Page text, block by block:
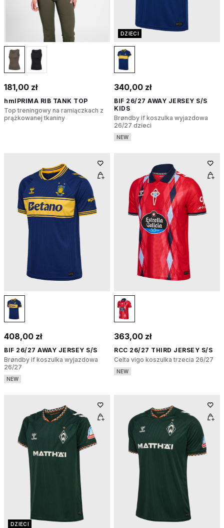
181,00 zł
hmlPRIMA RIB TANK TOP
Top treningowy na ramiączkach z
prążkowanej tkaniny
DZIECI
340,00 zł
BIF 26/27 AWAY JERSEY S/S
KIDS
Brøndby if koszulka wyjazdowa
26/27 dzieci
NEW
408,00 zł
BIF 26/27 AWAY JERSEY S/S
Brøndby if koszulka wyjazdowa
26/27
NEW
363,00 zł
RCC 26/27 THIRD JERSEY S/S
Celta vigo koszulka trzecia 26/27
NEW
DZIECI